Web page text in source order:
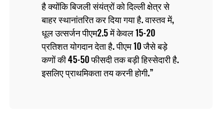
है क्योंकि बिजली संयंत्रों को दिल्ली क्षेत्र से
बाहर स्थानांतरित कर दिया गया है. वास्तव में,
धूल उत्सर्जन पीएम2.5 में केवल 15-20
प्रतिशत योगदान देता है. पीएम 10 जैसे बड़े
कणों की 45-50 फीसदी तक बड़ी हिस्सेदारी है.
इसलिए प्राथमिकता तय करनी होगी.